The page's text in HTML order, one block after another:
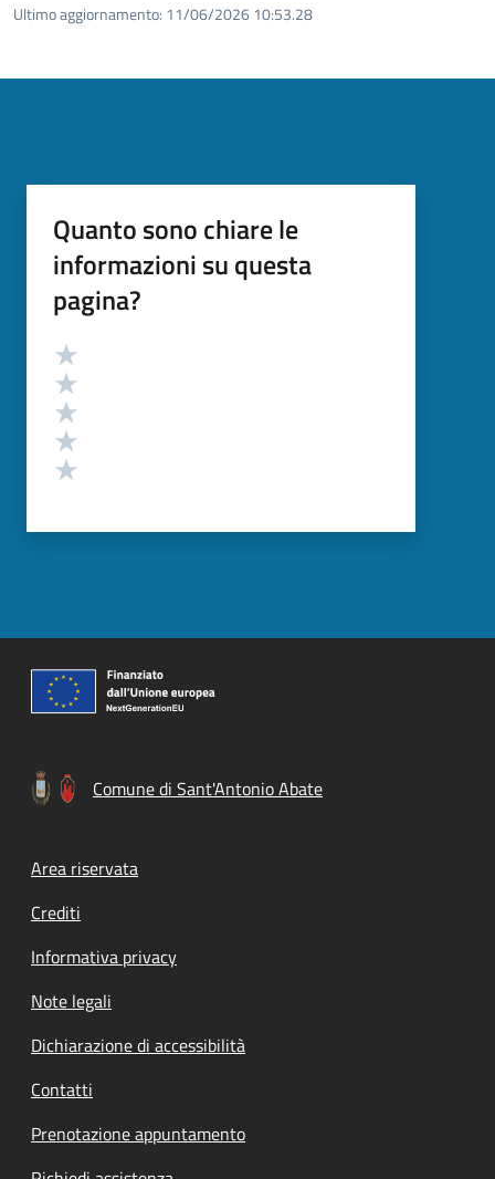
Ultimo aggiornamento: 11/06/2026 10:53.28
Quanto sono chiare le
informazioni su questa
pagina?
Valutazione
Comune di Sant'Antonio Abate
Footer menu
Area riservata
Crediti
Informativa privacy
Note legali
Dichiarazione di accessibilità
Contatti
Prenotazione appuntamento